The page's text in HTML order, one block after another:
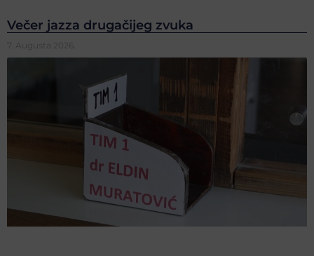
Večer jazza drugačijeg zvuka
7. Augusta 2026.